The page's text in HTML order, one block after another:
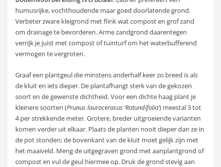
humusrijke, vochthoudende maar goed doorlatende grond.
Verbeter zware kleigrond met flink wat compost en grof zand
om drainage te bevorderen. Arme zandgrond daarentegen
verrijk je juist met compost of tuinturf om het waterbufferend
vermogen te vergroten.
Graaf een plantgeul die minstens anderhalf keer zo breed is als
de kluit en iets dieper. De plantafhangt sterk van de gekozen
soort en de gewenste dichtheid. Voor een dichte haag plant je
kleinere soorten (Prunus laurocerasus ‘Rotundifolia’) meestal 3 tot
4 per strekkende meter. Grotere, breder uitgroeiende varianten
komen verder uit elkaar. Plaats de planten nooit dieper dan ze in
de pot stonden; de bovenkant van de kluit moet gelijk zijn met
het maaiveld. Meng de uitgegraven grond met aanplantgrond of
compost en vul de geul hiermee op. Druk de grond stevig aan